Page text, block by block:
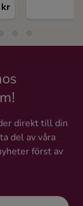
direkt till din
del av våra
först av